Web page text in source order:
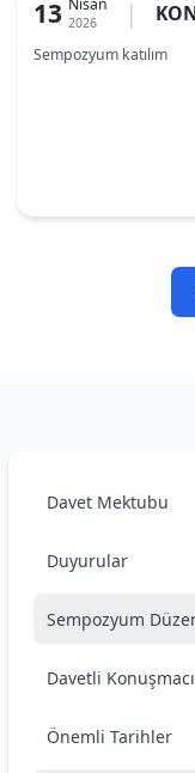
13 Nisan
2026 |
Sempozyum katılım
Davet Mektubu
Duyurular
Sempozyum
Davetli
Önemli Tarihler